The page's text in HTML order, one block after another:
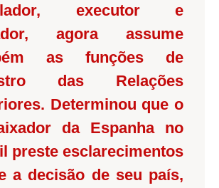
executor e
agora assume
as funções de
das Relações
Determinou que o
da Espanha no
preste esclarecimentos
a decisão de seu país,